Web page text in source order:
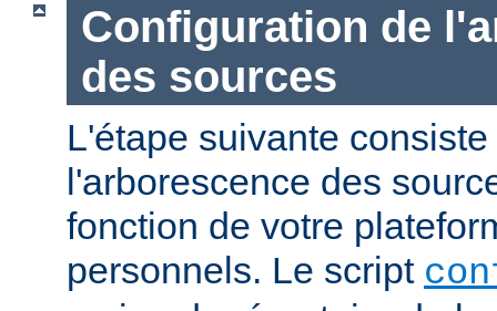
Configuration de
des sources
L'étape suivante
l'arborescence des
fonction de votre
personnels. Le script